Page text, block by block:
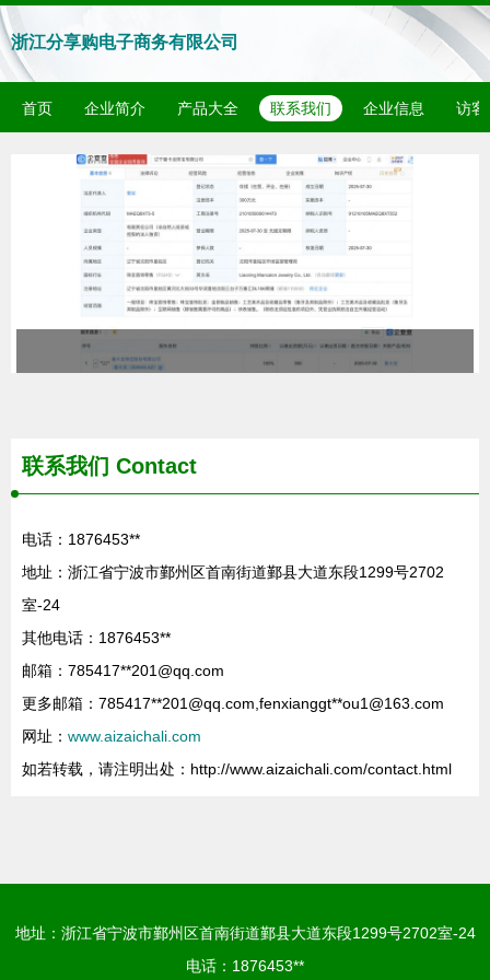
浙江分享购电子商务有限公司
首页 企业简介 产品大全 联系我们 企业信息 访客
联系我们 Contact
电话：1876453**
地址：浙江省宁波市鄞州区首南街道鄞县大道东段1299号2702
室-24
其他电话：1876453**
邮箱：785417**201@qq.com
更多邮箱：785417**201@qq.com ,fenxianggt**ou1@163.com
网址： www.aizaichali.com
如若转载，请注明出处：http://www.aizaichali.com/contact.html
地址：浙江省宁波市鄞州区首南街道鄞县大道东段1299号2702室-24
电话：1876453**